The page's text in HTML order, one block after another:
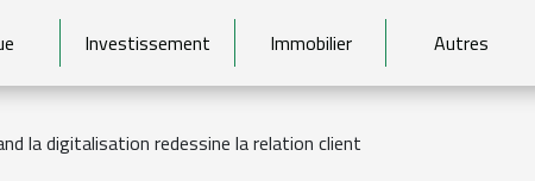
Investissement Immobilier Autres
la digitalisation redessine la relation client